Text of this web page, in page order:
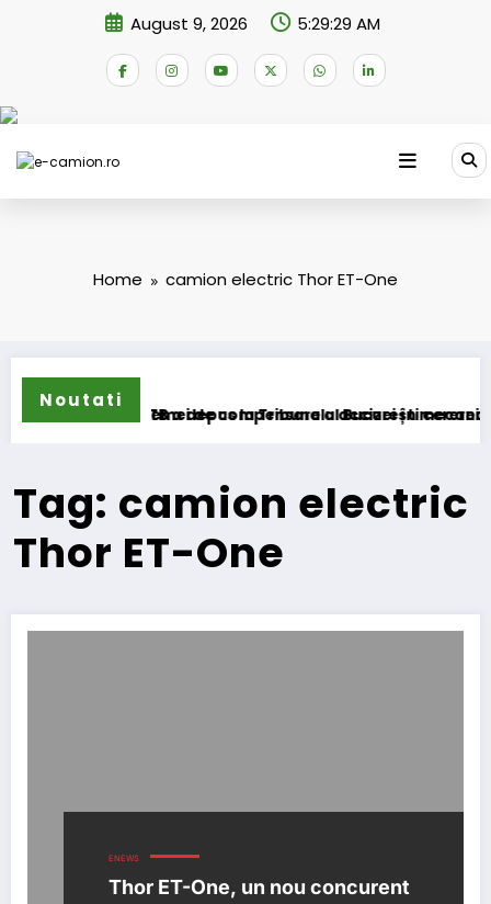
August 9, 2026 5:29:29 AM
Home camion electric Thor ET-One
Noutati
schemei de compensare a accizei în mecanism
STB a depus la Tribunalul București cererea
Tag: camion electric
Thor ET-One
ENEWS
Thor ET-One, un nou concurent